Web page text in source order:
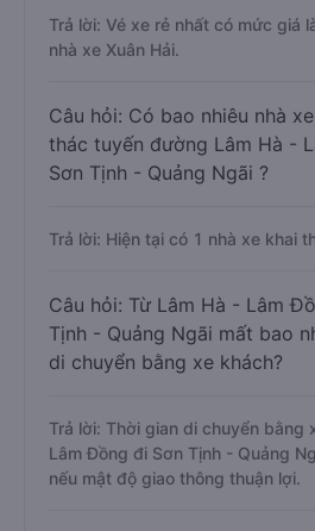
Trả lời: Vé xe rẻ nhất có mức giá
nhà xe Xuân Hải.
Câu hỏi: Có bao nhiêu nhà
thác tuyến đường Lâm Hà -
Sơn Tịnh - Quảng Ngãi ?
Trả lời: Hiện tại có 1 nhà xe khai
Câu hỏi: Từ Lâm Hà - Lâm
Tịnh - Quảng Ngãi mất bao
di chuyển bằng xe khách?
Trả lời: Thời gian di chuyển bằng
Lâm Đồng đi Sơn Tịnh - Quảng
nếu mật độ giao thông thuận lợi.